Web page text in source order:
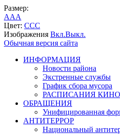
Размер:
AAA
Цвет: CCC
Изображения Вкл.Выкл.
Обычная версия сайта
ИНФОРМАЦИЯ
Новости района
Экстренные службы
График сбора мусора
РАСПИСАНИЯ
ОБРАЩЕНИЯ
Унифицированная
АНТИТЕРРОР
Национальный